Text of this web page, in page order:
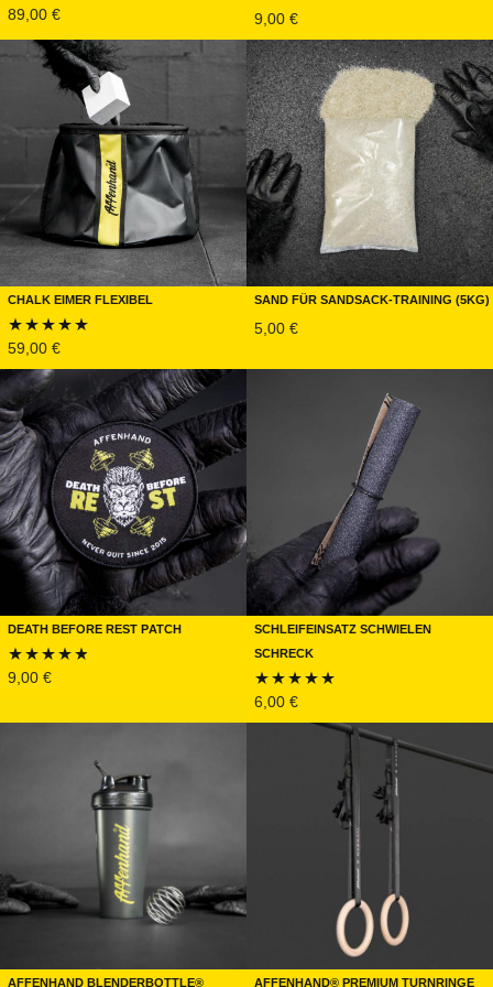
Bewertet mit
5.00von 5
89,00 € 9,00 €
Chalk Eimer FLEXIBEL
Bewertet mit
5.00von 5
59,00 €
Sand für Sandsack-Training (5kg)
5,00 €
Death Before Rest Patch
Bewertet
9,00 €
Schleifeinsatz Schwielen
Schreck
Bewertet
6,00 €
Affenhand BlenderBottle®
Affenhand® Premium Turnringe